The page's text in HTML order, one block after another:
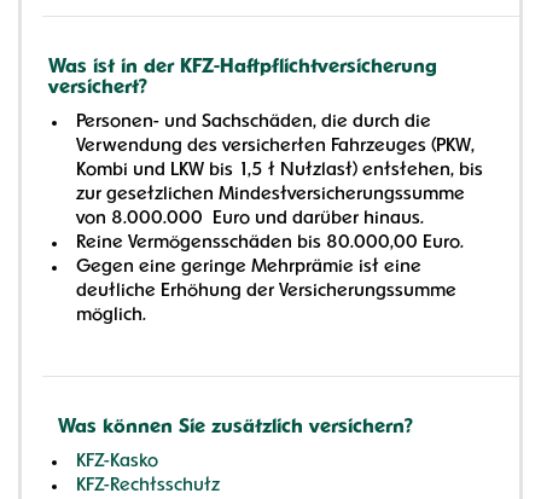
Was ist in der KFZ-Haftpflichtversicherung
versichert?
Personen- und Sachschäden, die durch die
Verwendung des versicherten Fahrzeuges (PKW,
Kombi und LKW bis 1,5 t Nutzlast) entstehen, bis
zur gesetzlichen Mindestversicherungssumme
von 8.000.000 Euro und darüber hinaus.
Reine Vermögensschäden bis 80.000,00 Euro.
Gegen eine geringe Mehrprämie ist eine
deutliche Erhöhung der Versicherungssumme
möglich.
Was können Sie zusätzlich versichern?
KFZ-Kasko
KFZ-Rechtsschutz